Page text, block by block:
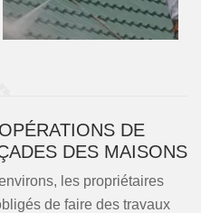
DE
DES MAISONS
les propriétaires
de faire des travaux